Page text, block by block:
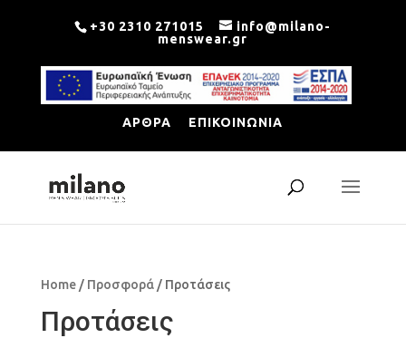
+30 2310 271015
info@milano-
menswear.gr
ΑΡΘΡΑ ΕΠΙΚΟΙΝΩΝΙΑ
Home/ Προσφορά/ Προτάσεις
Προτάσεις